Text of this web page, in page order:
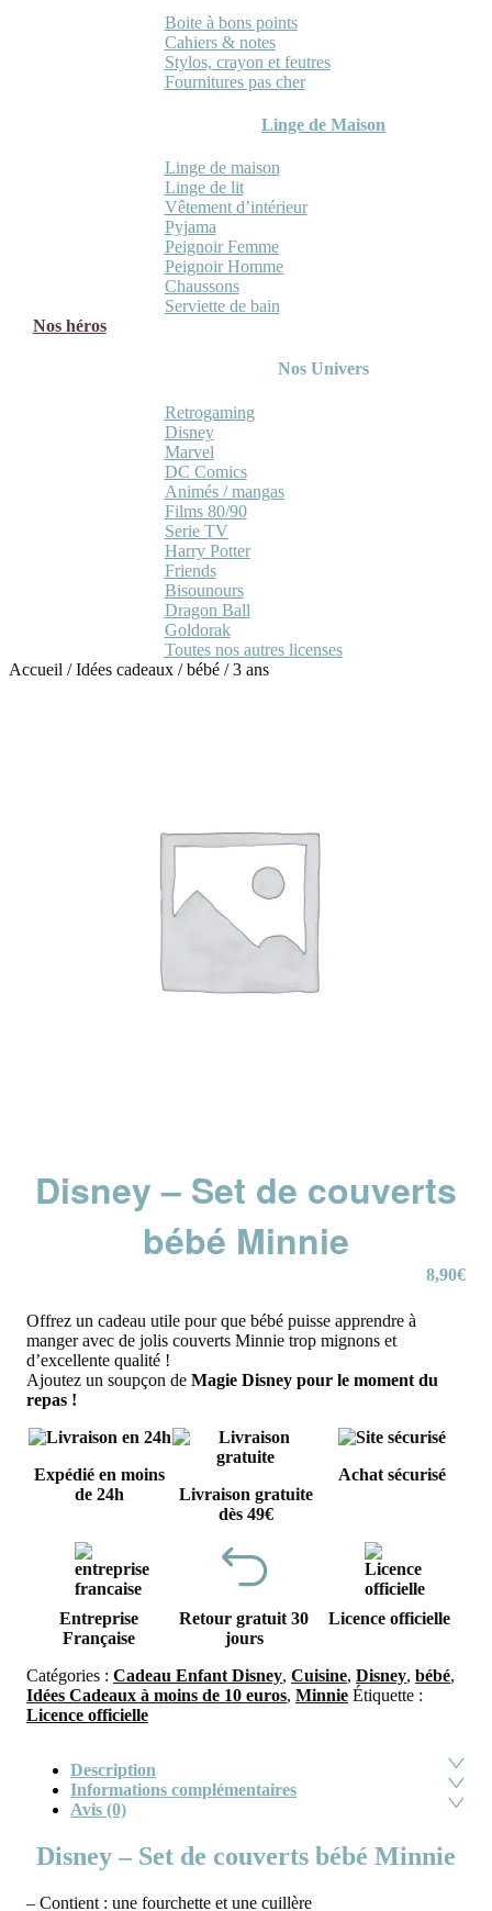
Boite à bons points
Cahiers & notes
Stylos, crayon et feutres
Fournitures pas cher
Linge de Maison
Linge de maison
Linge de lit
Vêtement d’intérieur
Pyjama
Peignoir Femme
Peignoir Homme
Chaussons
Serviette de bain
Nos héros
Nos Univers
Retrogaming
Disney
Marvel
DC Comics
Animés / mangas
Films 80/90
Serie TV
Harry Potter
Friends
Bisounours
Dragon Ball
Goldorak
Toutes nos autres licenses
Accueil /Idées cadeaux /bébé /3 ans
Disney – Set de couverts
bébé Minnie
8,90€
Offrez un cadeau utile pour que bébé puisse apprendre à
manger avec de jolis couverts Minnie trop mignons et
d’excellente qualité !
Ajoutez un soupçon de Magie Disney pour le moment du
repas !
Expédié en moins
de 24h
Livraison gratuite
dès 49€
Achat sécurisé
Entreprise
Française
Retour gratuit 30
jours
Licence officielle
Catégories : Cadeau Enfant Disney, Cuisine, Disney, bébé,
Idées Cadeaux à moins de 10 euros, Minnie Étiquette :
Licence officielle
Description
Informations complémentaires
Avis (0)
Disney – Set de couverts bébé Minnie
– Contient : une fourchette et une cuillère